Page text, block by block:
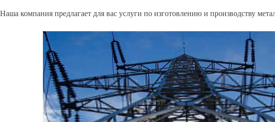
Наша компания предлагает для вас услуги по изготовлению и производству